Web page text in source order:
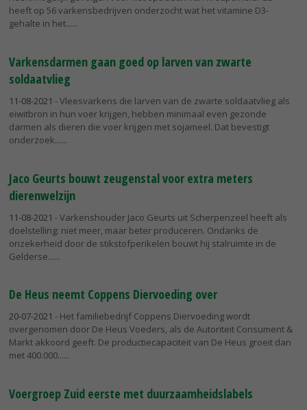
heeft op 56 varkensbedrijven onderzocht wat het vitamine D3-
gehalte in het...
Varkensdarmen gaan goed op larven van zwarte
soldaatvlieg
11-08-2021 - Vleesvarkens die larven van de zwarte soldaatvlieg als
eiwitbron in hun voer krijgen, hebben minimaal even gezonde
darmen als dieren die voer krijgen met sojameel. Dat bevestigt
onderzoek...
Jaco Geurts bouwt zeugenstal voor extra meters
dierenwelzijn
11-08-2021 - Varkenshouder Jaco Geurts uit Scherpenzeel heeft als
doelstelling: niet meer, maar beter produceren. Ondanks de
onzekerheid door de stikstofperikelen bouwt hij stalruimte in de
Gelderse...
De Heus neemt Coppens Diervoeding over
20-07-2021 - Het familiebedrijf Coppens Diervoeding wordt
overgenomen door De Heus Voeders, als de Autoriteit Consument &
Markt akkoord geeft. De productiecapaciteit van De Heus groeit dan
met 400.000...
Voergroep Zuid eerste met duurzaamheidslabels